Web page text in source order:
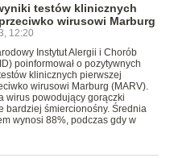
testów klinicznych
wirusowi Marburg
12:20
Instytut Alergii i Chorób
poinformował o pozytywnych
klinicznych pierwszej
wirusowi Marburg (MARV).
wirus powodujący gorączki
bardziej śmiercionośny. Średnia
wynosi 88%, podczas gdy w